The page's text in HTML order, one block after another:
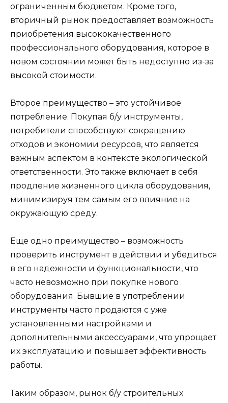
ограниченным бюджетом. Кроме того,
вторичный рынок предоставляет возможность
приобретения высококачественного
профессионального оборудования, которое в
новом состоянии может быть недоступно из-за
высокой стоимости.
Второе преимущество – это устойчивое
потребление. Покупая б/у инструменты,
потребители способствуют сокращению
отходов и экономии ресурсов, что является
важным аспектом в контексте экологической
ответственности. Это также включает в себя
продление жизненного цикла оборудования,
минимизируя тем самым его влияние на
окружающую среду.
Еще одно преимущество – возможность
проверить инструмент в действии и убедиться
в его надежности и функциональности, что
часто невозможно при покупке нового
оборудования. Бывшие в употреблении
инструменты часто продаются с уже
установленными настройками и
дополнительными аксессуарами, что упрощает
их эксплуатацию и повышает эффективность
работы.
Таким образом, рынок б/у строительных